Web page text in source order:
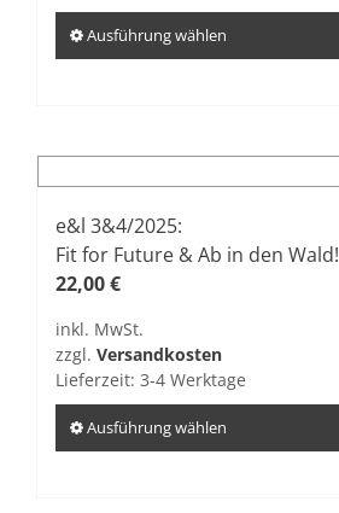
gewählt
werden
Ausführung wählen
mehrere
Varianten
auf.
Die
Optionen
auf
der
gewählt
werden
e&l 3&4/2025:
Fit for Future & Ab in den Wald!
22,00€
inkl. MwSt.
zzgl. Versandkosten
Lieferzeit: 3-4 Werktage
Ausführung wählen